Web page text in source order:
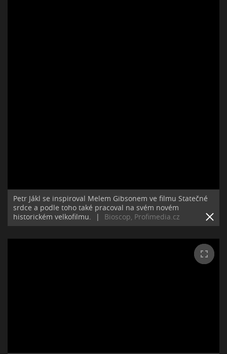
Petr Jákl se inspiroval Melem Gibsonem ve filmu Statečné
srdce a podle toho také pracoval na svém novém
historickém velkofilmu.
| Bioscop, Profimedia.cz